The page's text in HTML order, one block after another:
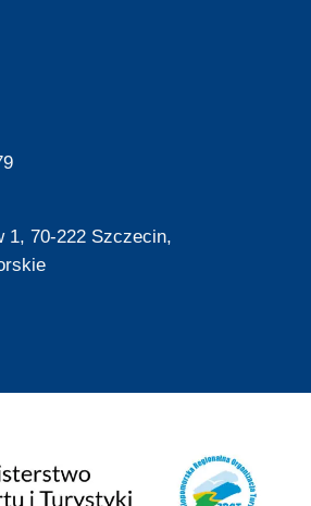
1, 70-222 Szczecin,